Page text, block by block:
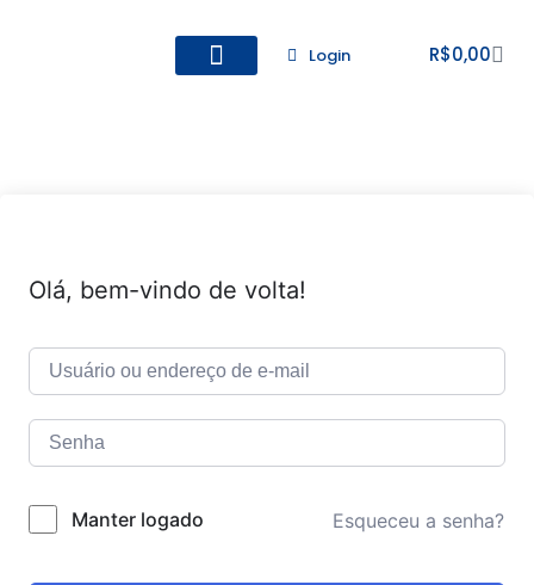
Login R$0,00
Olá, bem-vindo de volta!
Manter logado Esqueceu a senha?